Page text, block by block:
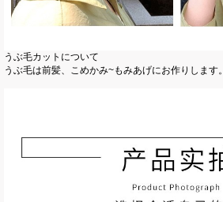
うぶ毛カットについて
うぶ毛は前髪、こめかみ~もみあげにお作りします。